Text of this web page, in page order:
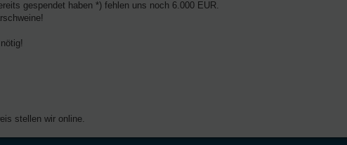
gespendet haben *) fehlen uns noch 6.000 EUR.
stellen wir online.